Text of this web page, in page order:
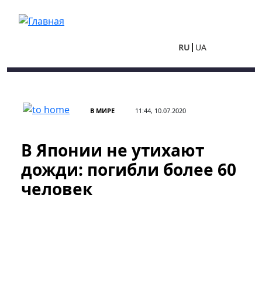
RU UA
В МИРЕ 11:44, 10.07.2020
В Японии не утихают
дожди: погибли более 60
человек